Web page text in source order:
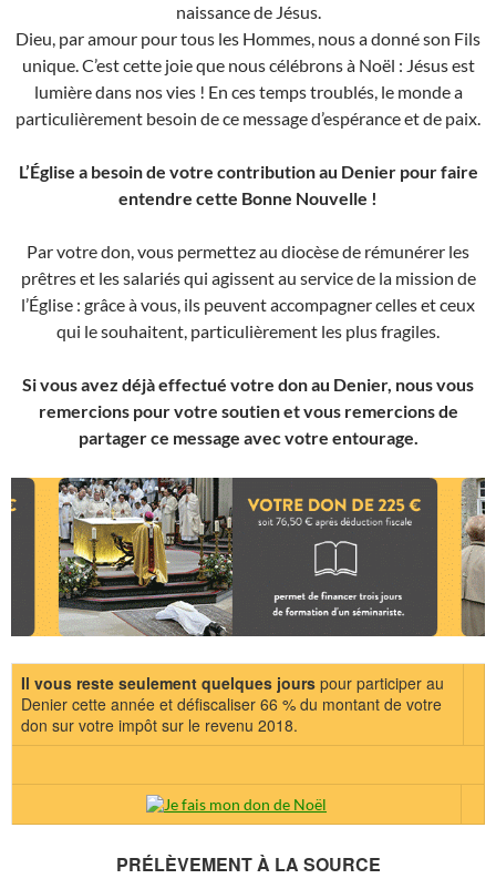
naissance de Jésus.
Dieu, par amour pour tous les Hommes, nous a donné son Fils
unique. C’est cette joie que nous célébrons à Noël : Jésus est
lumière dans nos vies ! En ces temps troublés, le monde a
particulièrement besoin de ce message d’espérance et de paix.
L’Église a besoin de votre contribution au Denier pour faire
entendre cette Bonne Nouvelle !
Par votre don, vous permettez au diocèse de rémunérer les
prêtres et les salariés qui agissent au service de la mission de
l’Église : grâce à vous, ils peuvent accompagner celles et ceux
qui le souhaitent, particulièrement les plus fragiles.
Si vous avez déjà effectué votre don au Denier, nous vous
remercions pour votre soutien et vous remercions de
partager ce message avec votre entourage.
Il vous reste seulement quelques jours pour participer au
Denier cette année et défiscaliser 66 % du montant de votre
don sur votre impôt sur le revenu 2018.
PRÉLÈVEMENT À LA SOURCE